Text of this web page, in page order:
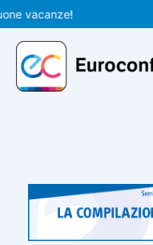
Vai
al
contenuto